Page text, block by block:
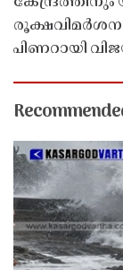
പിണറായി